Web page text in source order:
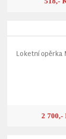
Loketní opěrka
2 700,-